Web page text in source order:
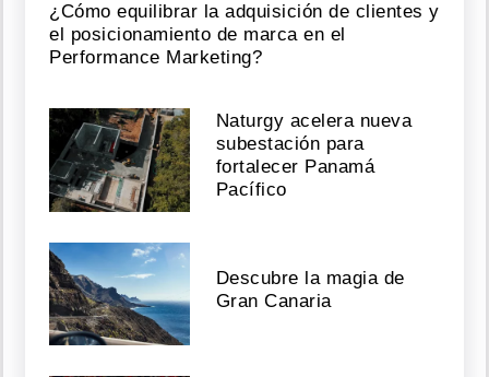
¿Cómo equilibrar la adquisición de clientes y
el posicionamiento de marca en el
Performance Marketing?
Naturgy acelera nueva
subestación para
fortalecer Panamá
Pacífico
Descubre la magia de
Gran Canaria